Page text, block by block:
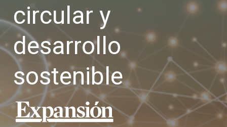
circular y
desarrollo
sostenible